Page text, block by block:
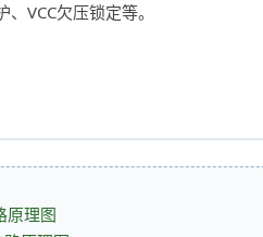
VCC欠压锁定等。